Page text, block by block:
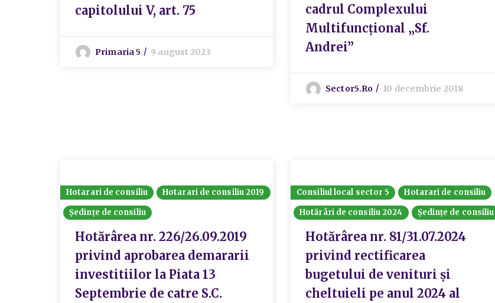
capitolului V, art. 75
Primaria 5 9 august 2023
cadrul Complexului
Multifuncțional „Sf.
Andrei”
Sector5.ro 10 decembrie 2018
Hotarari de consiliu
Hotarari de consiliu 2019
Ședințe de consiliu
Hotărârea nr. 226/26.09.2019
privind aprobarea demararii
investitiilor la Piata 13
Septembrie de catre S.C.
Consiliul local sector 5
Hotarari de consiliu
Hotărâri de consiliu 2024
Ședințe de consiliu
Hotărârea nr. 81/31.07.2024
privind rectificarea
bugetului de venituri și
cheltuieli pe anul 2024 al